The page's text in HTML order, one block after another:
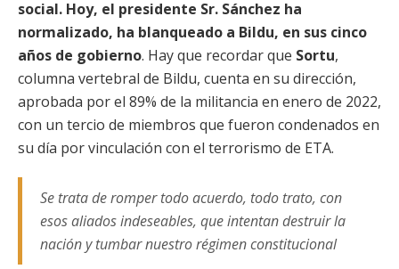
social. Hoy, el presidente Sr. Sánchez ha
normalizado, ha blanqueado a Bildu, en sus cinco
años de gobierno. Hay que recordar que Sortu,
columna vertebral de Bildu, cuenta en su dirección,
aprobada por el 89% de la militancia en enero de 2022,
con un tercio de miembros que fueron condenados en
su día por vinculación con el terrorismo de ETA.
Se trata de romper todo acuerdo, todo trato, con
esos aliados indeseables, que intentan destruir la
nación y tumbar nuestro régimen constitucional